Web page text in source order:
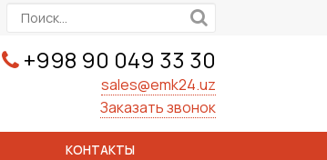
+998 90 049 33 30
sales@emk24.uz
Заказать звонок
КОНТАКТЫ